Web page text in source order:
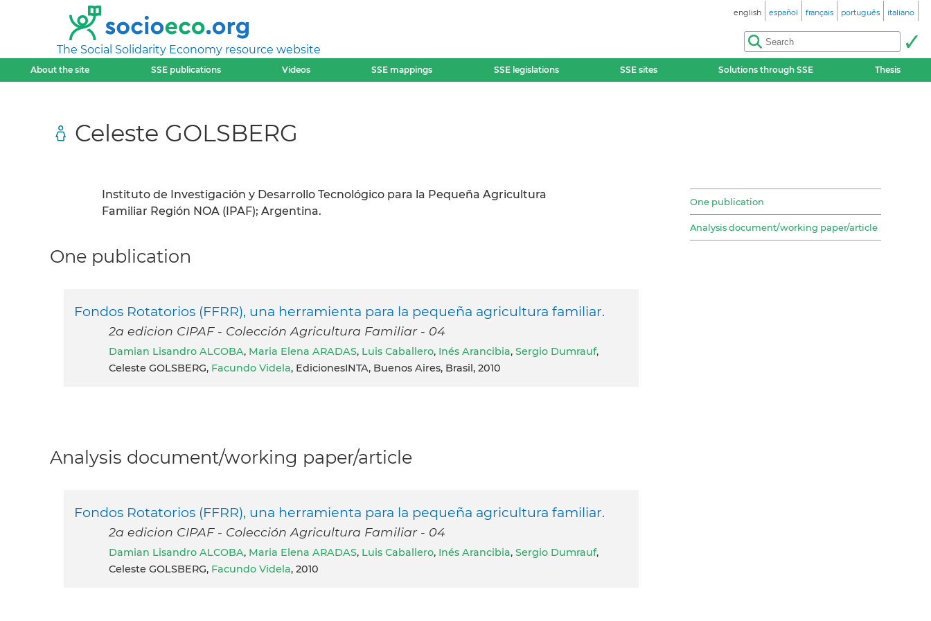
The Social Solidarity Economy resource website
english español français português italiano
About the site SSE publications Videos SSE mappings SSE legislations SSE sites Solutions through SSE Thesis
Celeste GOLSBERG
Instituto de Investigación y Desarrollo Tecnológico para la Pequeña Agricultura
Familiar Región NOA (IPAF); Argentina.
One publication
Analysis document/working paper/article
One publication
Fondos Rotatorios (FFRR), una herramienta para la pequeña agricultura familiar.
2a edicion CIPAF - Colección Agricultura Familiar - 04
Damian Lisandro ALCOBA, Maria Elena ARADAS, Luis Caballero, Inés Arancibia, Sergio Dumrauf,
Celeste GOLSBERG, Facundo Videla, EdicionesINTA, Buenos Aires, Brasil, 2010
Analysis document/working paper/article
Fondos Rotatorios (FFRR), una herramienta para la pequeña agricultura familiar.
2a edicion CIPAF - Colección Agricultura Familiar - 04
Damian Lisandro ALCOBA, Maria Elena ARADAS, Luis Caballero, Inés Arancibia, Sergio Dumrauf,
Celeste GOLSBERG, Facundo Videla, 2010